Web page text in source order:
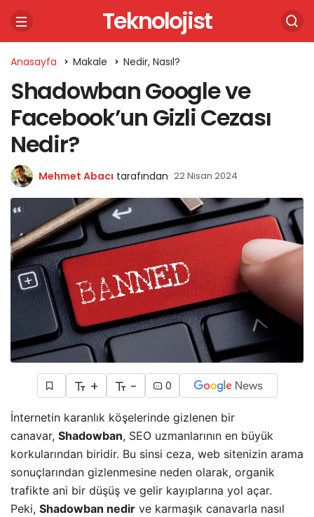
Teknolojist
Anasayfa Makale Nedir, Nasıl?
Shadowban Google ve
Facebook’un Gizli Cezası
Nedir?
Mehmet Abacı tarafından 22 Nisan 2024
+ - 0
İnternetin karanlık köşelerinde gizlenen bir
canavar, Shadowban, SEO uzmanlarının en büyük
korkularından biridir. Bu sinsi ceza, web sitenizin arama
sonuçlarından gizlenmesine neden olarak, organik
trafikte ani bir düşüş ve gelir kayıplarına yol açar.
Peki, Shadowban nedir ve karmaşık canavarla nasıl